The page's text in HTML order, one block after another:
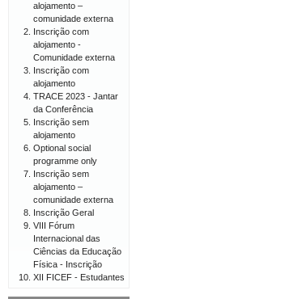
alojamento –
comunidade externa
Inscrição com
alojamento -
Comunidade externa
Inscrição com
alojamento
TRACE 2023 - Jantar
da Conferência
Inscrição sem
alojamento
Optional social
programme only
Inscrição sem
alojamento –
comunidade externa
Inscrição Geral
VIII Fórum
Internacional das
Ciências da Educação
Física - Inscrição
XII FICEF - Estudantes